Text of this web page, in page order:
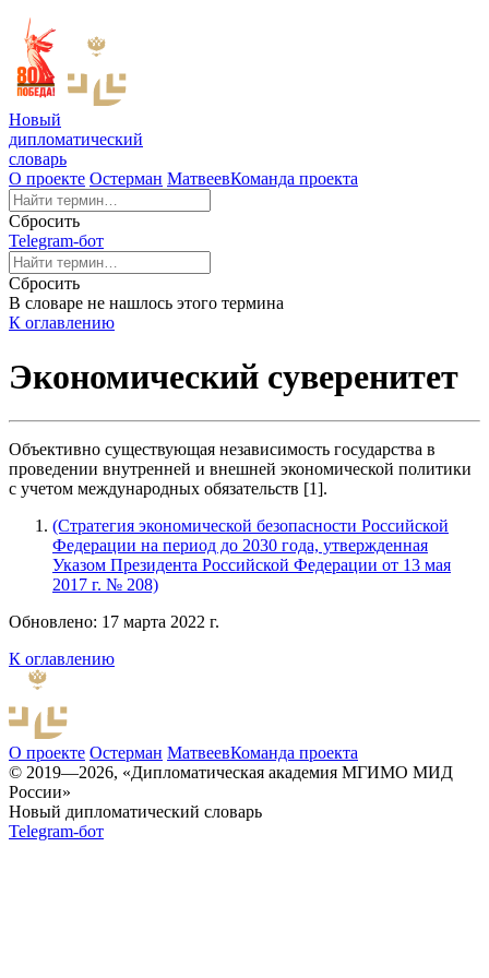
Новый
дипломатический
словарь
О проекте Остерман МатвеевКоманда проекта
Сбросить
Telegram-бот
Сбросить
В словаре не нашлось этого термина
К оглавлению
Экономический суверенитет
Объективно существующая независимость государства в
проведении внутренней и внешней экономической политики
с учетом международных обязательств [1].
(Стратегия экономической безопасности Российской
Федерации на период до 2030 года, утвержденная
Указом Президента Российской Федерации от 13 мая
2017 г. № 208)
Обновлено: 17 марта 2022 г.
К оглавлению
О проекте Остерман МатвеевКоманда проекта
© 2019—2026, «Дипломатическая академия МГИМО МИД
России»
Новый дипломатический словарь
Telegram-бот